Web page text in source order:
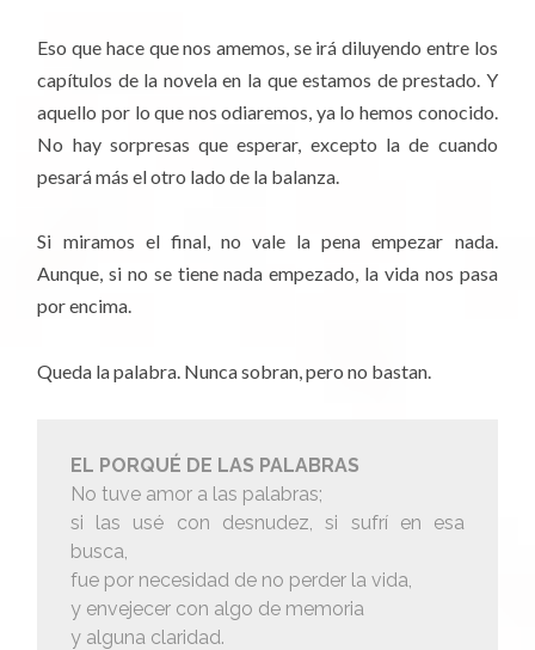
Eso que hace que nos amemos, se irá diluyendo entre los
capítulos de la novela en la que estamos de prestado. Y
aquello por lo que nos odiaremos, ya lo hemos conocido.
No hay sorpresas que esperar, excepto la de cuando
pesará más el otro lado de la balanza.
Si miramos el final, no vale la pena empezar nada.
Aunque, si no se tiene nada empezado, la vida nos pasa
por encima.
Queda la palabra. Nunca sobran, pero no bastan.
EL PORQUÉ DE LAS PALABRAS
No tuve amor a las palabras;
si las usé con desnudez, si sufrí en esa
busca,
fue por necesidad de no perder la vida,
y envejecer con algo de memoria
y alguna claridad.